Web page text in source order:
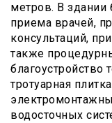
метров. В здании
приема врачей,
консультаций,
также
благоустройство
тротуарная
водосточных